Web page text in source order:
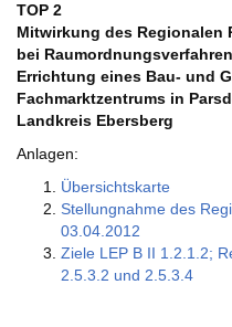
TOP 2
Mitwirkung des Regionalen
bei
Errichtung eines Bau- und
Fachmarktzentrums in
Landkreis Ebersberg
Anlagen:
Übersichtskarte
Stellungnahme des
03.04.2012
Ziele LEP B II 1.2.1.2;
2.5.3.2 und 2.5.3.4